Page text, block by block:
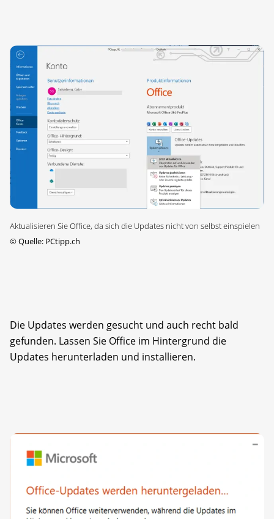
Aktualisieren Sie Office, da sich die Updates nicht von selbst einspielen
©Quelle: PCtipp.ch
Die Updates werden gesucht und auch recht bald
gefunden. Lassen Sie Office im Hintergrund die
Updates herunterladen und installieren.